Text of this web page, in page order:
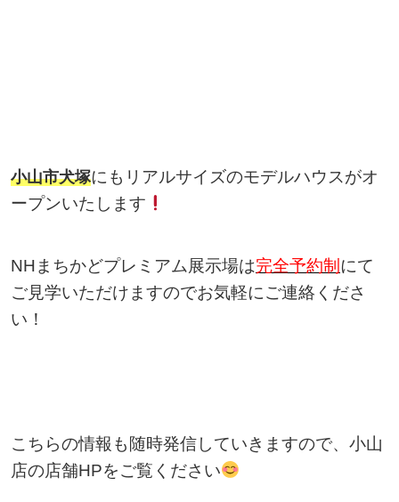
小山市犬塚にもリアルサイズのモデルハウスがオ
ープンいたします
NHまちかどプレミアム展示場は完全予約制 にて
ご見学いただけますのでお気軽にご連絡くださ
い！
こちらの情報も随時発信していきますので、小山
店の店舗HPをご覧ください